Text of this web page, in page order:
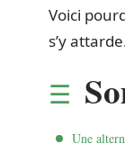
Voici
s’y
Une